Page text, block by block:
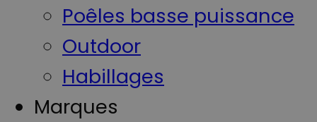
Poêles basse puissance
Outdoor
Habillages
Marques